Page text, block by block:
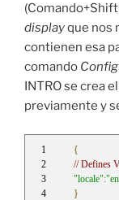
displayque nos
contienen esa
comando
INTRO se crea
previamente y
{
// Defines
"locale":
}